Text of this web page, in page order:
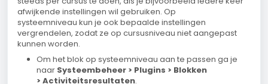
afwijkende instellingen wil gebruiken. Op
systeemniveau kun je ook bepaalde instellingen
vergrendelen, zodat ze op cursusniveau niet aangepast
kunnen worden.
Om het blok op systeemniveau aan te passen ga je
naar Systeembeheer > Plugins > Blokken
> Activiteitsresultaten.